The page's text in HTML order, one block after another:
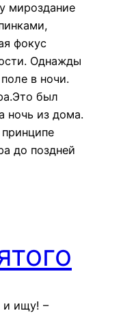
мироздание
фокус
Однажды
в ночи.
был
ночь из дома.
до поздней
и ищу! –